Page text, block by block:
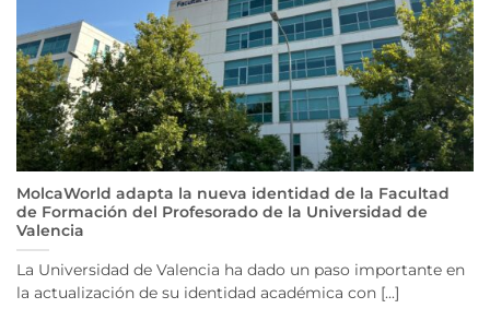
MolcaWorld adapta la nueva identidad de la Facultad
de Formación del Profesorado de la Universidad de
Valencia
La Universidad de Valencia ha dado un paso importante en
la actualización de su identidad académica con [...]